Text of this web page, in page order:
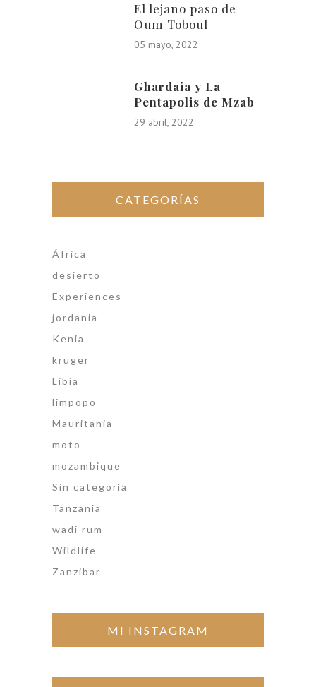
El lejano paso de
Oum Toboul
05 mayo, 2022
Ghardaia y La
Pentapolis de Mzab
29 abril, 2022
CATEGORÍAS
África
desierto
Experiences
jordania
Kenia
kruger
Libia
limpopo
Mauritania
moto
mozambique
Sin categoría
Tanzania
wadi rum
Wildlife
Zanzibar
MI INSTAGRAM